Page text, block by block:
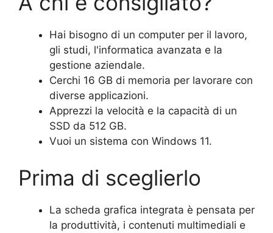
Hai bisogno di un computer per il lavoro,
gli studi, l'informatica avanzata e la
gestione aziendale.
Cerchi 16 GB di memoria per lavorare con
diverse applicazioni.
Apprezzi la velocità e la capacità di un
SSD da 512 GB.
Vuoi un sistema con Windows 11.
Prima di sceglierlo
La scheda grafica integrata è pensata per
la produttività, i contenuti multimediali e